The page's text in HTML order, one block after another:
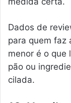
Dados de
para quem faz
menor é o que
pão ou
cilada.